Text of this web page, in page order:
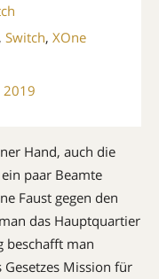
, Switch, XOne
2019
Hand, auch die
paar Beamte
Faust gegen den
das Hauptquartier
beschafft man
Mission für